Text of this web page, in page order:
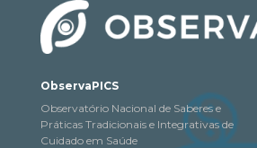
ObservaPICS
Observatório Nacional de Saberes e
Práticas Tradicionais e Integrativas de
Cuidado em Saúde